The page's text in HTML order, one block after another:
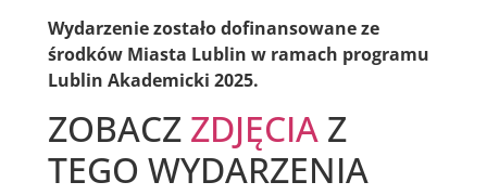
Wydarzenie zostało dofinansowane ze
środków Miasta Lublin w ramach programu
Lublin Akademicki 2025.
ZOBACZ ZDJĘCIAZ
TEGO WYDARZENIA